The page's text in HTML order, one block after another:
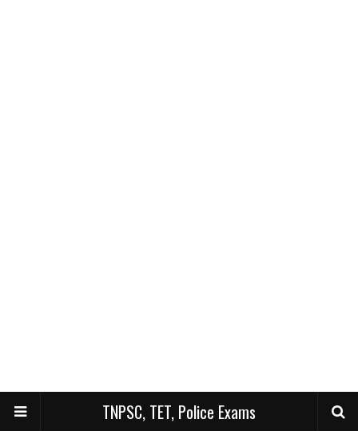
TNPSC, TET, Police Exams